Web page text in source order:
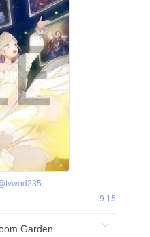
tvwod235
9:15
Garden